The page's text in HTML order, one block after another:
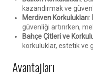
kazandırmak ve
Merdiven Korkulukları:
güvenliği artırırken,
Bahçe Çitleri ve
korkuluklar, estetik ve
Avantajları